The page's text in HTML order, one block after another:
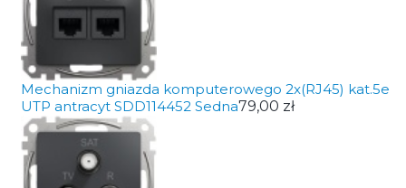
Mechanizm gniazda komputerowego 2x(RJ45) kat.5e
UTP antracyt SDD114452 Sedna79,00 zł